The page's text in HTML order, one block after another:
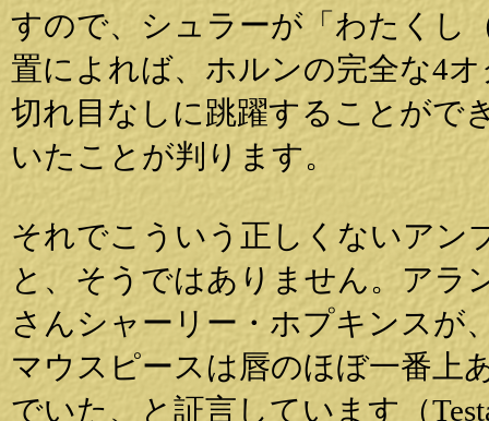
すので、シュラーが「わたくし
置によれば、ホルンの完全な4
切れ目なしに跳躍することがで
いたことが判ります。
それでこういう正しくないアン
と、そうではありません。アラ
さんシャーリー・ホプキンスが
マウスピースは唇のほぼ一番上
でいた、と証言しています（